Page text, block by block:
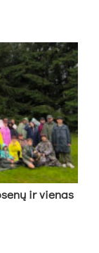
ir vie­nas